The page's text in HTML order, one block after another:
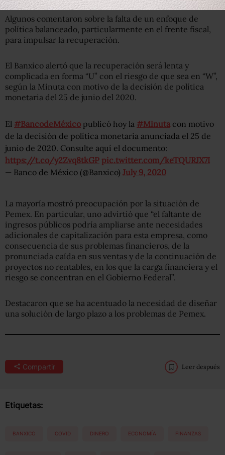
Algunos comentaron sobre la falta de un enfoque de
política balanceado, particularmente en el frente fiscal,
para impulsar la recuperación.
El Banxico alertó que la recuperación será lenta y
complicada en forma “U” con el riesgo de que sea en “W”,
según la Minuta con motivo de la decisión de política
monetaria del 25 de junio del 2020.
El #BancodeMéxico publicó hoy la #Minuta con motivo
de la decisión de política monetaria anunciada el 25 de
junio de 2020. Consulte aquí el documento:
https://t.co/y2Zvq8tkGP pic.twitter.com/keTQURJX7I
— Banco de México (@Banxico) July 9, 2020
La mayoría mostró preocupación por la situación de
Pemex. En particular, uno advirtió que “el faltante de
ingresos públicos podría ampliarse ante necesidades
adicionales de capitalización para esta empresa, como
consecuencia de sus problemas financieros, de la
pronunciada caída en sus ventas y de la continuación de
proyectos no rentables, en los que la carga financiera y el
riesgo se concentran en el Gobierno Federal”.
Destacaron que se ha acentuado la necesidad de diseñar
una solución de largo plazo a los problemas de Pemex.
Compartir Leer después
Etiquetas:
BANXICO COVID DINERO ECONOMÍA FINANZAS